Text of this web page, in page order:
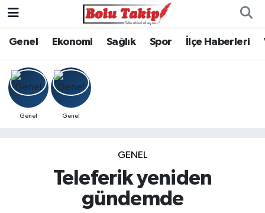
Genel Ekonomi Sağlık Spor İlçe Haberleri
Genel Genel
GENEL
Teleferik yeniden
gündemde